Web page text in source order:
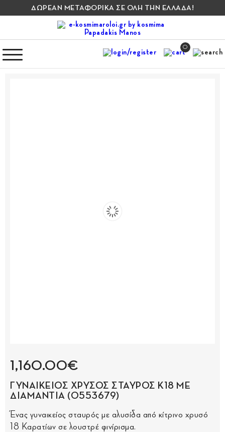
ΔΩΡΕΑΝ ΜΕΤΑΦΟΡΙΚΑ ΣΕ ΟΛΗ ΤΗΝ ΕΛΛΑΔΑ!
0
1,160.00€
ΓΥΝΑΙΚΕΙΟΣ ΧΡΥΣΟΣ ΣΤΑΥΡΟΣ Κ18 ΜΕ
ΔΙΑΜΑΝΤΙΑ (0553679)
Ένας γυναικείος σταυρός με αλυσίδα από κίτρινο χρυσό
18 Καρατίων σε λουστρέ φινίρισμα.